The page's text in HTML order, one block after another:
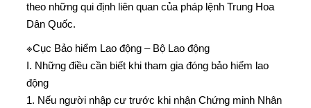
theo những qui định liên quan của pháp lệnh Trung Hoa
Dân Quốc.
※Cục Bảo hiểm Lao động – Bộ Lao động
I. Những điều cần biết khi tham gia đóng bảo hiểm lao
động
1. Nếu người nhập cư trước khi nhận Chứng minh Nhân